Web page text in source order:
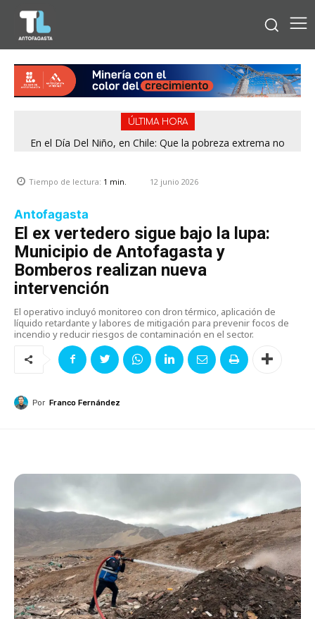
ÚLTIMA HORA
En el Día Del Niño, en Chile: Que la pobreza extrema no
Tiempo de lectura: 1 min. 12 junio 2026
Antofagasta
El ex vertedero sigue bajo la lupa:
Municipio de Antofagasta y
Bomberos realizan nueva
intervención
El operativo incluyó monitoreo con dron térmico, aplicación de
líquido retardante y labores de mitigación para prevenir focos de
incendio y reducir riesgos de contaminación en el sector.
Por Franco Fernández